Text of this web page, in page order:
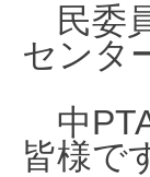
民委
センタ
中
皆様で